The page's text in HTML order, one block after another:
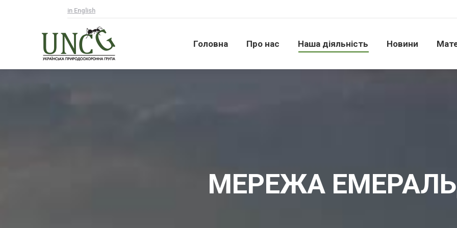
in English
Головна Про нас Наша діяльність Новини
МЕРЕЖА
Головна Про нас Наша діяльність Новини